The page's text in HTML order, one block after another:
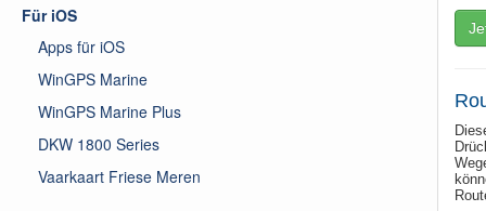
Für iOS
Apps für iOS
WinGPS Marine
WinGPS Marine Plus
DKW 1800 Series
Vaarkaart Friese Meren